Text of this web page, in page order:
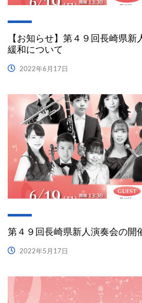
【お知らせ】第４９回長崎県新
緩和について
2022年6月17日
第４９回長崎県新人演奏会の開
2022年5月17日